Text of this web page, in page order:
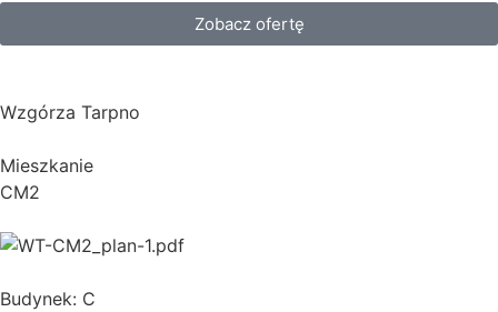
Zobacz ofertę
Wzgórza Tarpno
Mieszkanie
CM2
Budynek: C